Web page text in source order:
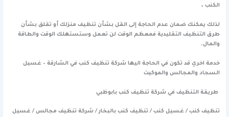
الكنب ،
لذلك يمكنك ضمان عدم الحاجة إلى القل بشأن تنظيف منزلك أو تقلق بشأن
طرق التنظيف التقليدية فمعظم الوقت لن تعمل وستستهلك الوقت والطاقة
والمال.
خدمة اخري قد تكون في الحاجة اليها شركة تنظيف كنب في الشارقة – غسيل
السجاد والمجالس والموكيت
طريقة التنظيف في شركة تنظيف كنب بابوظبي
تنظيف كنب / غسيل كنب / تنظيف كنب بالبخار / شركة تنظيف مجالس / غسيل